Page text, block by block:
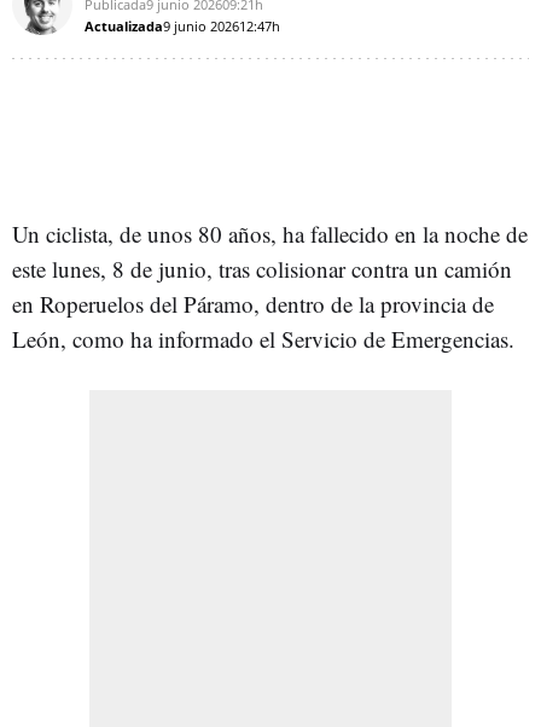
Publicada9 junio 202609:21h
Actualizada9 junio 202612:47h
Un ciclista, de unos 80 años, ha fallecido en la noche de
este lunes, 8 de junio, tras colisionar contra un camión
en Roperuelos del Páramo, dentro de la provincia de
León, como ha informado el Servicio de Emergencias.